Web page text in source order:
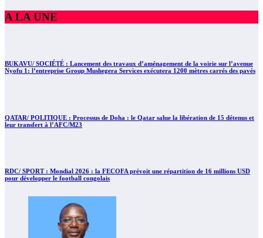
A LA UNE
BUKAVU/ SOCIÉTÉ : Lancement des travaux d’aménagement de la voirie sur l’avenue
Nyofu 1: l’entreprise Group Mushegera Services exécutera 1200 mètres carrés des pavés
QATAR/ POLITIQUE : Processus de Doha : le Qatar salue la libération de 15 détenus et
leur transfert à l’AFC/M23
RDC/ SPORT : Mondial 2026 : la FECOFA prévoit une répartition de 16 millions USD
pour développer le football congolais